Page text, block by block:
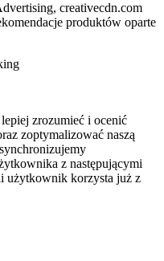
creativecdn.com
produktów oparte
zrozumieć i ocenić
zoptymalizować naszą
z następującymi
użytkownik korzysta już z